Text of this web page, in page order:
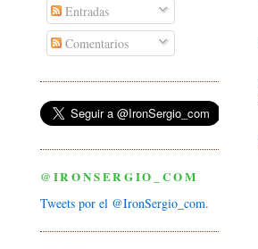
Entradas
Comentarios
@IRONSERGIO_COM
Tweets por el @IronSergio_com.